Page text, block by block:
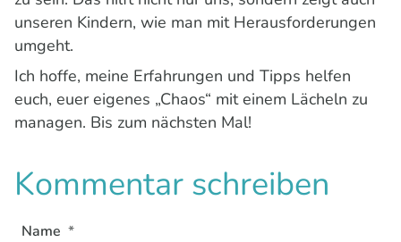
unseren Kindern, wie man mit Herausforderungen
umgeht.
Ich hoffe, meine Erfahrungen und Tipps helfen
euch, euer eigenes „Chaos“ mit einem Lächeln zu
managen. Bis zum nächsten Mal!
Kommentar schreiben
Name